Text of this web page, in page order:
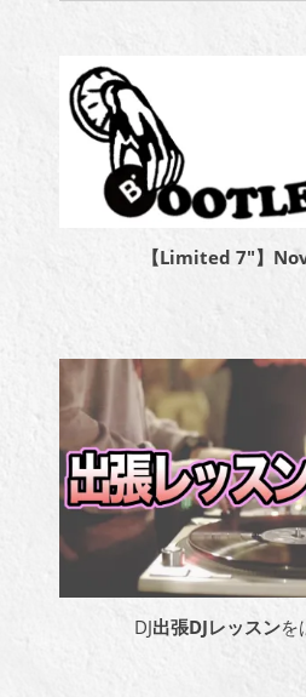
【Limited 7″】
DJ出張DJレッスンを